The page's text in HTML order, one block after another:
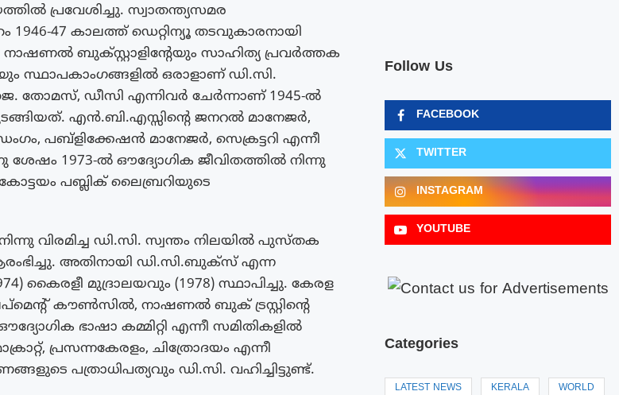
പ്രവേശിച്ചു. സ്വാതന്ത്യസമര
1946-47 കാലത്ത് ഡെറ്റിന്യൂ തടവുകാരനായി
ബുക്സ്റ്റാളിന്റേയും സാഹിത്യ പ്രവർത്തക
സ്ഥാപകാംഗങ്ങളിൽ ഒരാളാണ് ഡി.സി.
തോമസ്, ഡീസി എന്നിവർ ചേർന്നാണ് 1945-ൽ
എൻ.ബി.എസ്സിന്റെ ജനറൽ മാനേജർ,
പബ്ളിക്കേഷൻ മാനേജർ, സെക്രട്ടറി എന്നീ
ശേഷം 1973-ൽ ഔദ്യോഗിക ജീവിതത്തിൽ നിന്നു
കോട്ടയം പബ്ലിക് ലൈബ്രറിയുടെ
വിരമിച്ച ഡി.സി. സ്വന്തം നിലയിൽ പുസ്തക
അതിനായി ഡി.സി.ബുക്സ് എന്ന
കൈരളീ മുദ്രാലയവും (1978) സ്ഥാപിച്ചു. കേരള
കൗൺസിൽ, നാഷണൽ ബുക് ട്രസ്റ്റിന്റെ
ഭാഷാ കമ്മിറ്റി എന്നീ സമിതികളിൽ
പ്രസന്നകേരളം, ചിത്രോദയം എന്നീ
പത്രാധിപത്യവും ഡി.സി. വഹിച്ചിട്ടുണ്ട്.
Follow Us
FACEBOOK
TWITTER
INSTAGRAM
YOUTUBE
Categories
LATEST NEWS KERALA WORLD